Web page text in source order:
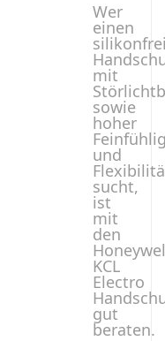
Wer
einen
mit
sowie
hoher
und
sucht,
ist
mit
den
KCL
Electro
gut
beraten.